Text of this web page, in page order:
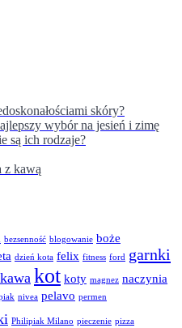
skóry?
wybór na jesień i zimę
są ich rodzaje?
z kawą
bezsenność blogowanie boże
dzień kota felix fitness ford garnki
kawa kot koty magnez naczynia
nivea pelavo permen
Philipiak Milano pieczenie pizza